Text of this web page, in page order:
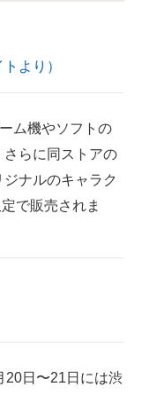
より）
ム機やソフトの
らに同ストアの
ナルのキャラク
で販売されま
日〜21日には渋